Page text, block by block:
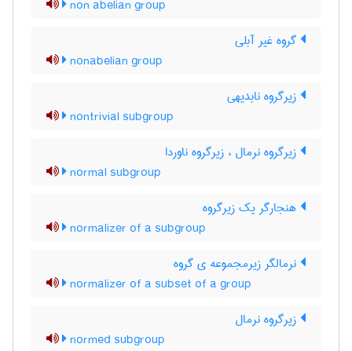
non abelian group
گروه غیر آبلی
nonabelian group
زیرگروه نابدیهی
nontrivial subgroup
زیرگروه نرمال ، زیرگروه ناوردا
normal subgroup
هنجارگر یک زیرگروه
normalizer of a subgroup
نرمالگر زیرمجموعه ی گروه
normalizer of a subset of a group
زیرگروه نرمال
normed subgroup